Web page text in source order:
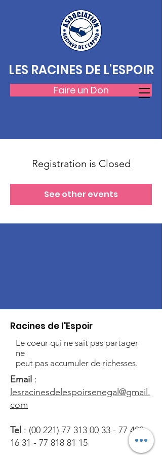
LES RACINES DE L'ESPOIR
Faire un Don
Registration is Closed
See other events
Racines de l'Espoir
Le coeur qui ne sait pas partager
ne
peut pas accumuler de richesses.
Email :
lesracinesdelespoirsenegal@gmail.
com
Tel : (00 221) 77 313 00 33 - 77 488
16 31 - 77 818 81 15